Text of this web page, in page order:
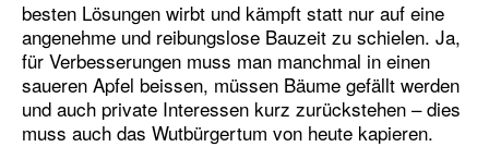
besten Lösungen wirbt und kämpft statt nur auf eine
angenehme und reibungslose Bauzeit zu schielen. Ja,
für Verbesserungen muss man manchmal in einen
saueren Apfel beissen, müssen Bäume gefällt werden
und auch private Interessen kurz zurückstehen – dies
muss auch das Wutbürgertum von heute kapieren.